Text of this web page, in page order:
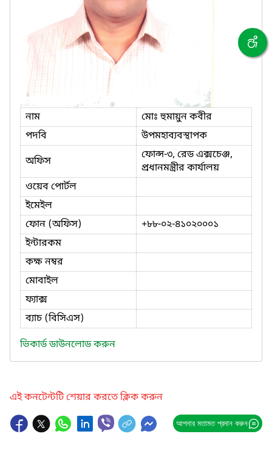
নাম
মোঃ হুমায়ুন কবীর
পদবি
উপমহাব্যবস্থাপক
অফিস
ফোন্স-৩, রেড এক্সচেঞ্জ,
প্রধানমন্ত্রীর কার্যালয়
ওয়েব পোর্টল
ইমেইল
ফোন (অফিস)
+৮৮-০২-৪১০২০০০১
ইন্টারকম
কক্ষ নম্বর
মোবাইল
ফ্যাক্স
ব্যাচ (বিসিএস)
ভিকার্ড ডাউনলোড করুন
এই কনটেন্টটি শেয়ার করতে ক্লিক করুন
আপনার মতামত প্রদান করুন